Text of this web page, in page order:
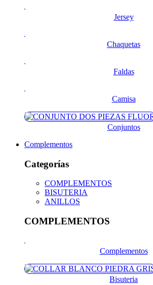
Jersey
Chaquetas
Faldas
Camisa
Conjuntos
Complementos
Categorías
COMPLEMENTOS
BISUTERIA
ANILLOS
COMPLEMENTOS
Complementos
Bisuteria